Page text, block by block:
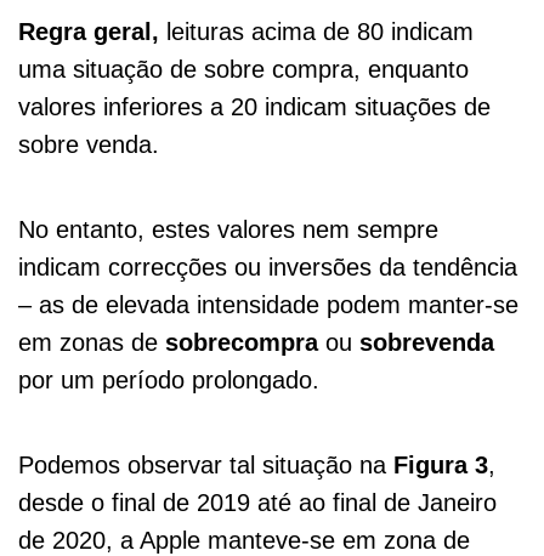
Regra geral, leituras acima de 80 indicam
uma situação de sobre compra, enquanto
valores inferiores a 20 indicam situações de
sobre venda.
No entanto, estes valores nem sempre
indicam correcções ou inversões da tendência
– as de elevada intensidade podem manter-se
em zonas de sobrecompraou sobrevenda
por um período prolongado.
Podemos observar tal situação na Figura 3,
desde o final de 2019 até ao final de Janeiro
de 2020, a Apple manteve-se em zona de